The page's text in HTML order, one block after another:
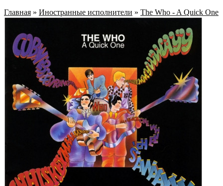
Главная » Иностранные исполнители » The Who - A Quick One